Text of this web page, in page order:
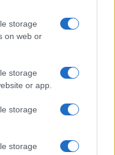
storage
on web or
storage
or app.
storage
storage